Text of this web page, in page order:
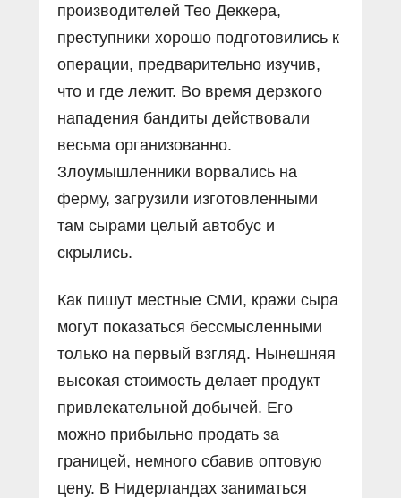
производителей Тео Деккера,
преступники хорошо подготовились к
операции, предварительно изучив,
что и где лежит. Во время дерзкого
нападения бандиты действовали
весьма организованно.
Злоумышленники ворвались на
ферму, загрузили изготовленными
там сырами целый автобус и
скрылись.
Как пишут местные СМИ, кражи сыра
могут показаться бессмысленными
только на первый взгляд. Нынешняя
высокая стоимость делает продукт
привлекательной добычей. Его
можно прибыльно продать за
границей, немного сбавив оптовую
цену. В Нидерландах заниматься